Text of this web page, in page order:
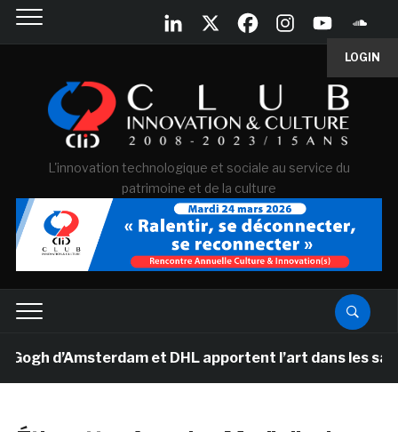
LOGIN
L'innovation technologique et sociale au service du
patrimoine et de la culture
d’Amsterdam et DHL apportent l’art dans les salles